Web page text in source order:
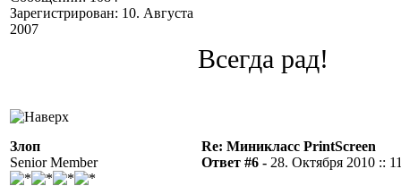
Зарегистрирован: 10. Августа
2007
Всегда рад!
Злоп
Senior Member
Re: Миникласс PrintScreen
Ответ #6 - 28. Октября 2010 ::